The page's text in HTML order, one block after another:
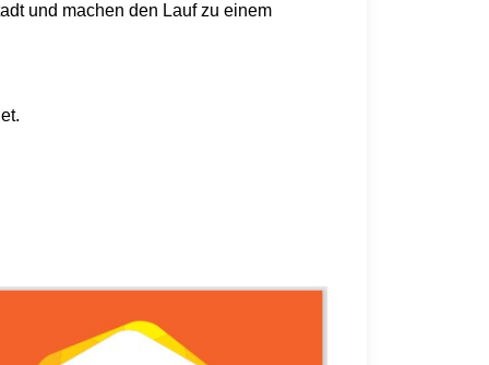
und machen den Lauf zu einem